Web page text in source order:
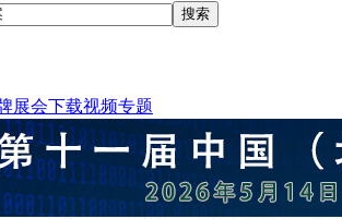
展会下载视频专题